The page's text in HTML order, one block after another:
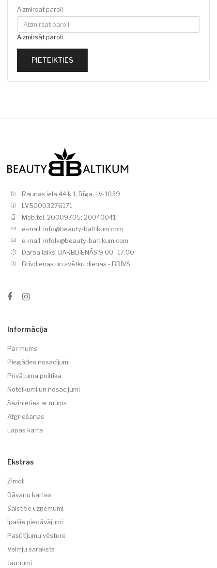
Aizmirsāt paroli
Aizmirsāt paroli
Raunas iela 44 k.1, Rīga, LV-1039
LV50003276171
Mob.tel. 20009705; 20040041
e-mail: info@beauty-baltikum.com
e-mail: infolv@beauty-baltikum.com
Darba laiks: DARBDIENĀS 9.00 -17.00
Brīvdienas un svētku dienas - BRĪVS
Informācija
Par mums
Piegādes nosacījumi
Privātuma politika
Noteikumi un nosacījumi
Sazinieties ar mums
Atgriešanas
Lapas karte
Ekstras
Zīmoli
Dāvanu kartes
Saistītie uzņēmumi
Īpašie piedāvājumi
Pasūtījumu vēsture
Vēlmju saraksts
Jaunumi